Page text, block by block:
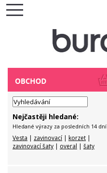
Nejčastěji hledané:
Hledané výrazy za posledních 14 dní
Vesta | zavinovací | korzet |
zavinovací šaty | overal | šaty